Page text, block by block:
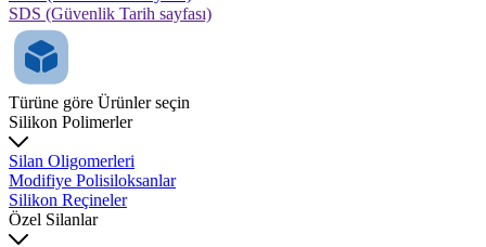
SDS (Güvenlik Tarih sayfası)
Türüne göre Ürünler seçin
Silikon Polimerler
Silan Oligomerleri
Modifiye Polisiloksanlar
Silikon Reçineler
Özel Silanlar